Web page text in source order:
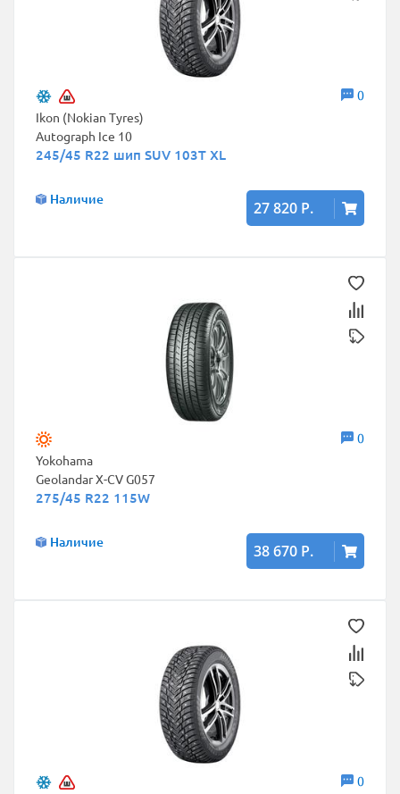
0
Ikon (Nokian Tyres)
Autograph Ice 10
245/45 R22 шип SUV 103T XL
Наличие 27 820 Р.
0
Yokohama
Geolandar X-CV G057
275/45 R22 115W
Наличие 38 670 Р.
0